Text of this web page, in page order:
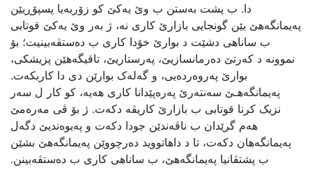
دا. ب پشت بەستن ب وێ یەکێ کو زۆربەیا پسپۆڕیێن
پەیمانگەهێ یێن گونجایی بازارێ کاری نە، ژ بەر وێ یەکێ قوتابی
ب ساناهی دشێت د بوارێ خۆدا کاری ب دەستڤەبینیت؛ بۆ
نموونە د کەرتێ دەرمانسازیێ، پەرستاریێ، تاقیگەهێن پزیشکی،
بوارێ پەروەردەیی، و گەلەک بوارێن دی دا کاربکەت.
پەیمانگەهـێ سەنتەرێ پەرەپێدانا کاری هەیە، کو کار ل سەر
نزیک کرنا قوتابی ب بازارێ کاریڤە دکەت. ژ بۆ ڤی مەرەمێ
هەم گرێدان ب ناڤەندێن جودا دکەت و پەیوەندیێ دگەل
پەیمانگەهان دکەت، تا د داهاتووید دەرچووێن پەیمانگەهێ بشێن
ب پشتڤانیا پەیمانگەهێ، ب ساناهی کاری ب دەستڤەبینن.